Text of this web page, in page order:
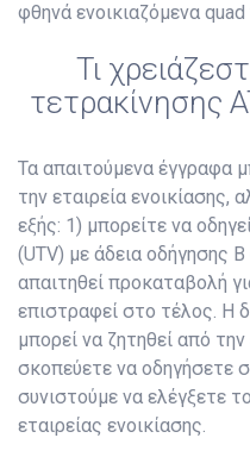
φθηνά ενοικιαζόμενα
Τι
τετρακίνησης
Τα απαιτούμενα έγγραφα
την εταιρεία ενοικίασης,
εξής: 1) μπορείτε να
(UTV) με άδεια οδήγησης
απαιτηθεί προκαταβολή
επιστραφεί στο τέλος. Η
μπορεί να ζητηθεί από την
σκοπεύετε να οδηγήσετε
συνιστούμε να ελέγξετε
εταιρείας ενοικίασης.